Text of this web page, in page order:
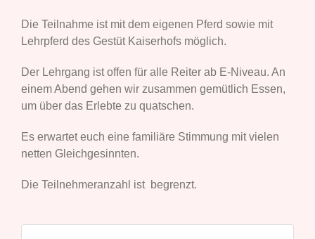
Die Teilnahme ist mit dem eigenen Pferd sowie mit
Lehrpferd des Gestüt Kaiserhofs möglich.
Der Lehrgang ist offen für alle Reiter ab E-Niveau. An
einem Abend gehen wir zusammen gemütlich Essen,
um über das Erlebte zu quatschen.
Es erwartet euch eine familiäre Stimmung mit vielen
netten Gleichgesinnten.
Die Teilnehmeranzahl ist begrenzt.